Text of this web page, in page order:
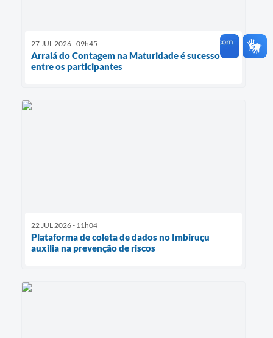
27 JUL 2026 - 09h45
Arraiá do Contagem na Maturidade é sucesso
entre os participantes
22 JUL 2026 - 11h04
Plataforma de coleta de dados no Imbiruçu
auxilia na prevenção de riscos